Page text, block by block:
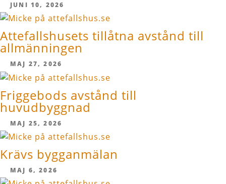
JUNI 10, 2026
Attefallshusets tillåtna avstånd till
allmänningen
MAJ 27, 2026
Friggebods avstånd till
huvudbyggnad
MAJ 25, 2026
Krävs bygganmälan
MAJ 6, 2026